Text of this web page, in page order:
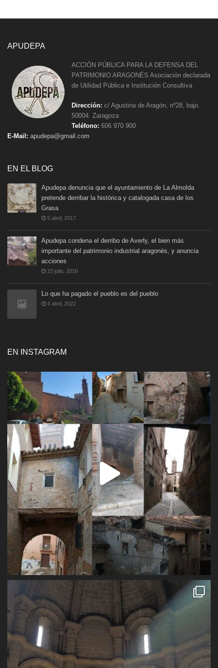
APUDEPA
ACCIÓN PÚBLICA PARA LA DEFENSA DEL
PATRIMONIO ARAGONÉS Asociación declarada
de Utilidad Pública e Institución Consultiva
Dirección: c/ Agustina de Aragón, nº28, bajo.
50004. Zaragoza
Teléfono: 606 970 900
E-Mail: apudepa@gmail.com
EN EL BLOG
Apudepa denuncia que el ayuntamiento de La Almolda
pretende derribar la histórica y catalogada casa de los
Grasa
5 abril, 2017
Apudepa condena el derribo de Averly, el bien más
importante del patrimonio industrial aragonés, y anuncia
acciones
23 julio, 2016
Lo que ha pagado el pueblo es del pueblo
4 abril, 2022
EN INSTAGRAM